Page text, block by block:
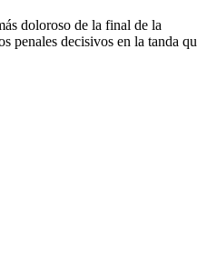
doloroso de la final de la
penales decisivos en la tanda